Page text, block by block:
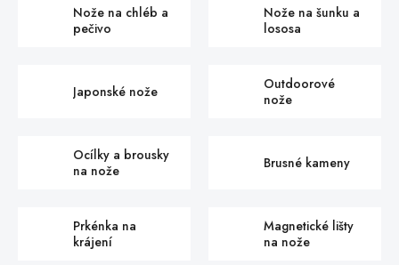
Nože na chléb a
pečivo
Nože na šunku a
lososa
Japonské nože
Outdoorové
nože
Ocílky a brousky
na nože
Brusné kameny
Prkénka na
krájení
Magnetické lišty
na nože